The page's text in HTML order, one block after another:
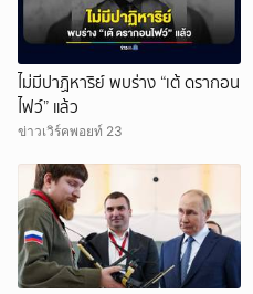
ไม่มีปาฏิหาริย์ พบร่าง “เต้ ดรากอน
ไฟว์” แล้ว
ข่าวเวิร์คพอยท์ 23